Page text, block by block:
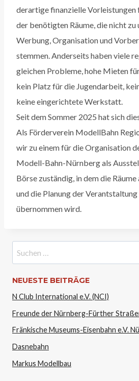
derartige finanzielle Vorleistungen
der benötigten Räume, die nicht
Werbung, Organisation und
stemmen. Anderseits haben viele
gleichen Probleme, hohe Mieten
kein Platz für die Jugendarbeit,
keine eingerichtete Werkstatt.
Seit dem Sommer 2025 hat sich
Als Förderverein ModellBahn
wir zu einem für die Organisation
Modell-Bahn-Nürnberg als
Börse zuständig, in dem die
und die Planung der
übernommen wird.
nach:
NEUESTE BEITRÄGE
N Club International e.V. (NCI)
Freunde der Nürnberg-Fürther
Fränkische Museums-Eisenbahn e.V.
Dasnebahn
Markus Modellbau